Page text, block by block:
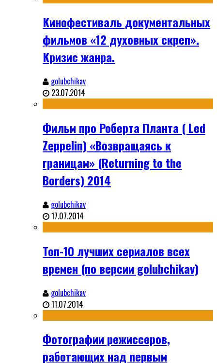
Кинофестиваль документальных
фильмов «12 духовных скреп».
Кризис жанра.
golubchikav
23.07.2014
Фильм про Роберта Планта ( Led
Zeppelin) «Возвращаясь к
границам» (Returning to the
Borders) 2014
golubchikav
17.07.2014
Топ-10 лучших сериалов всех
времен (по версии golubchikav)
golubchikav
11.07.2014
Фотографии режиссеров,
работающих над первым